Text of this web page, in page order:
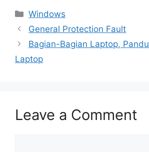
Categories
Windows
General Protection Fault
Bagian-Bagian Laptop,
Laptop
Leave a Comment